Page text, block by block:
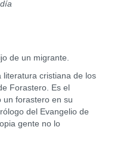
de un migrante.
literatura cristiana de los
Forastero. Es el
un forastero en su
del Evangelio de
gente no lo